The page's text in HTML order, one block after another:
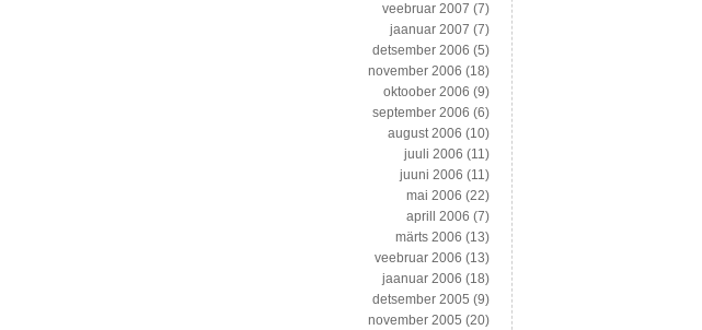
veebruar 2007 (7)
jaanuar 2007 (7)
detsember 2006 (5)
november 2006 (18)
oktoober 2006 (9)
september 2006 (6)
august 2006 (10)
juuli 2006 (11)
juuni 2006 (11)
mai 2006 (22)
aprill 2006 (7)
märts 2006 (13)
veebruar 2006 (13)
jaanuar 2006 (18)
detsember 2005 (9)
november 2005 (20)